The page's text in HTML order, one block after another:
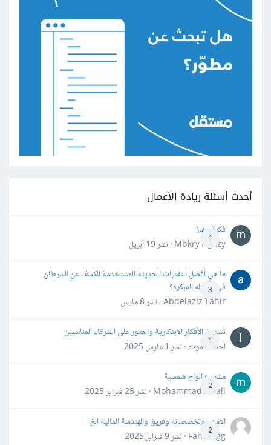
أحدث أسئلة ريادة الأعمال
1
فكرة جهاز
Mbkry Hgazy · نشر
19 أبريل
3
ما هي أفضل التقنيات الحديثة المستخدمة للكشف عن السرطان
في مراحله المبكرة؟
Abdelaziz Tahir · نشر
8 مارس
1
تسويق الأفكار الابتكارية والعثور على الشركاء المناسبين
احمد حموده · نشر 1 مارس 2025
2
مشروع الواح شمسية
Mohammad Awali · نشر
25 فبراير 2025
2
الاسهم وتخصصاته وفريق والهندسة المالية الخ
Fahd Ggg · نشر
9 فبراير 2025